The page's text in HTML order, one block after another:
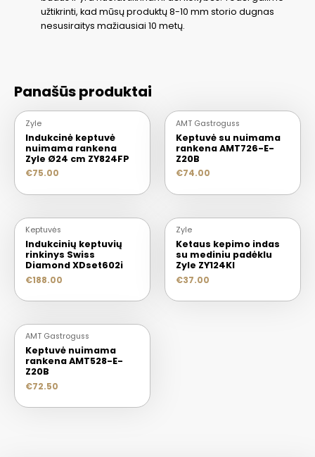
užtikrinti, kad mūsų produktų 8-10 mm storio dugnas
nesusiraitys mažiausiai 10 metų.
Panašūs produktai
Zyle
Indukcinė keptuvė
nuimama rankena
Zyle Ø24 cm ZY824FP
€75.00
AMT Gastroguss
Keptuvė su nuimama
rankena AMT726-E-
Z20B
€74.00
Keptuvės
Indukcinių keptuvių
rinkinys Swiss
Diamond XDset602i
€188.00
Zyle
Ketaus kepimo indas
su mediniu padėklu
Zyle ZY124KI
€37.00
AMT Gastroguss
Keptuvė nuimama
rankena AMT528-E-
Z20B
€72.50